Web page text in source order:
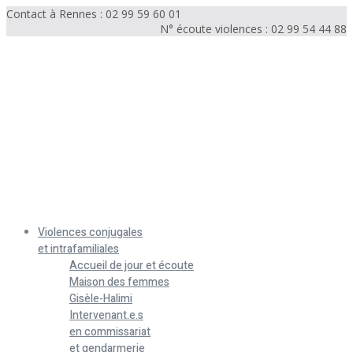
Contact à Rennes : 02 99 59 60 01
N° écoute violences : 02 99 54 44 88
Violences conjugales
et intrafamiliales
Accueil de jour et écoute
Maison des femmes
Gisèle-Halimi
Intervenant.e.s
en commissariat
et gendarmerie